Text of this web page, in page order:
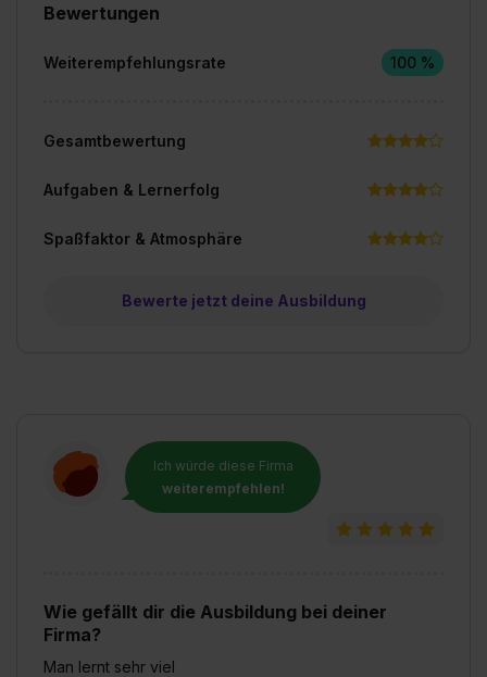
Ich würde diese Firma
weiterempfehlen!
Wie gefällt dir die Ausbildung bei deiner
Firma?
Man lernt sehr viel
Bewertungen
Weiterempfehlungsrate 100 %
Gesamtbewertung
Aufgaben & Lernerfolg
Spaßfaktor & Atmosphäre
Bewerte jetzt deine Ausbildung